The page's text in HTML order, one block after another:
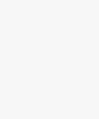
et
Diversifier son
en Algérie peut
dans cette